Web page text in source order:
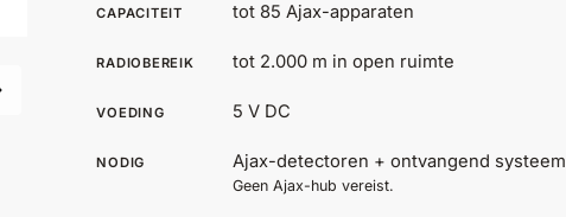
CAPACITEIT tot 85 Ajax-apparaten
RADIOBEREIK tot 2.000 m in open ruimte
VOEDING 5 V DC
NODIG Ajax-detectoren + ontvangend systeem
Geen Ajax-hub vereist.